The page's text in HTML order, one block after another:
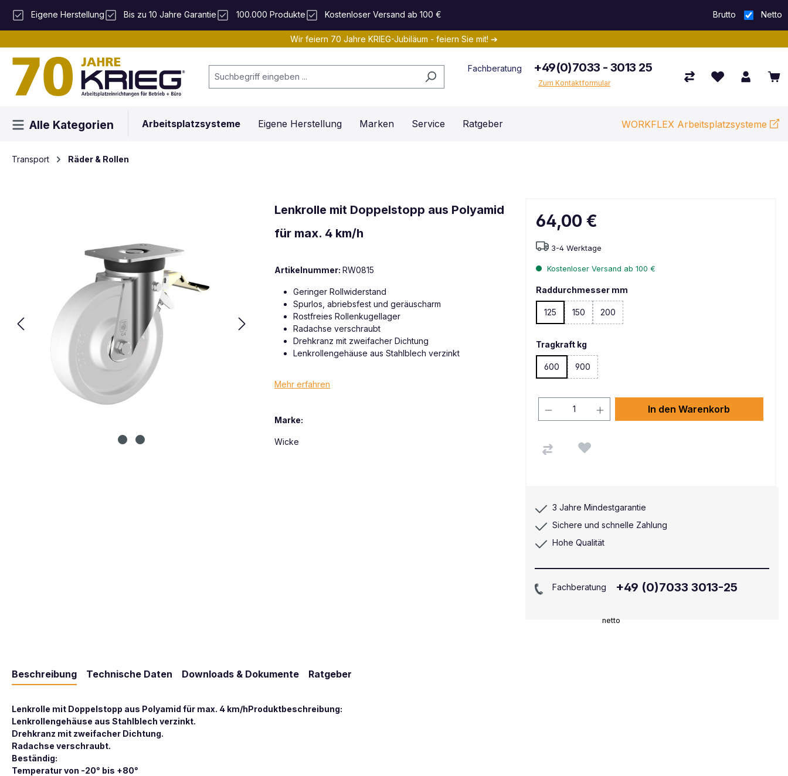
Hauptinhalt springen
Zur Suche springen
Zur Hauptnavigation springen
Eigene Herstellung Bis zu 10 Jahre Garantie 100.000 Produkte Kostenloser Versand ab 100 € Brutto Netto
Wir feiern 70 Jahre KRIEG-Jubiläum - feiern Sie mit! ➔
Fachberatung +49(0)7033 - 3013 25
Zum Kontaktformular
Alle Kategorien Arbeitsplatzsysteme Eigene Herstellung Marken Service Ratgeber WORKFLEX Arbeitsplatzsysteme
Transport Räder & Rollen
Lenkrolle mit Doppelstopp aus Polyamid
für max. 4 km/h
Artikelnummer: RW0815
Geringer Rollwiderstand
Spurlos, abriebsfest und geräuscharm
Rostfreies Rollenkugellager
Radachse verschraubt
Drehkranz mit zweifacher Dichtung
Lenkrollengehäuse aus Stahlblech verzinkt
Mehr erfahren
Marke:
Wicke
64,00 €
netto
3-4 Werktage
Kostenloser Versand ab 100 €
Raddurchmesser mm
125 150 200
Tragkraft kg
600 900
In den Warenkorb
3 Jahre Mindestgarantie
Sichere und schnelle Zahlung
Hohe Qualität
Fachberatung +49 (0)7033 3013-25
Beschreibung Technische Daten Downloads & Dokumente Ratgeber
Lenkrolle mit Doppelstopp aus Polyamid für max. 4 km/hProduktbeschreibung:
Lenkrollengehäuse aus Stahlblech verzinkt.
Drehkranz mit zweifacher Dichtung.
Radachse verschraubt.
Beständig:
Temperatur von -20° bis +80°